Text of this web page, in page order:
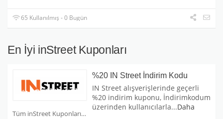
65 Kullanılmış - 0 Bugün
En İyi inStreet Kuponları
Tüm inStreet Kuponları
%20 IN Street İndirim Kodu
IN Street alışverişlerinde geçerli
%20 indirim kuponu, İndirimkodum
üzerinden kullanıcılarla...Daha